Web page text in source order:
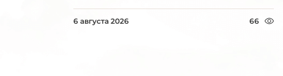
6 августа 2026 66